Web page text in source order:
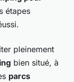
étapes
pleinement
bien situé, à
parcs